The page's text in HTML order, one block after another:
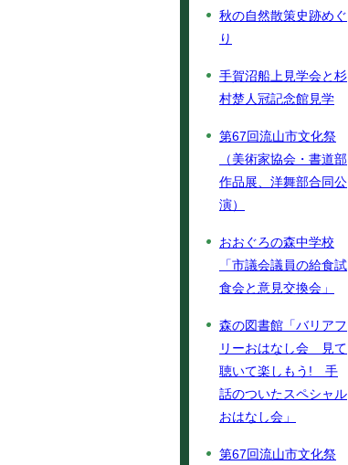
秋の自然散策史跡めぐ
り
手賀沼船上見学会と杉
村楚人冠記念館見学
第67回流山市文化祭
（美術家協会・書道部
作品展、洋舞部合同公
演）
おおぐろの森中学校
「市議会議員の給食試
食会と意見交換会」
森の図書館「バリアフ
リーおはなし会 見て
聴いて楽しもう! 手
話のついたスペシャル
おはなし会」
第67回流山市文化祭